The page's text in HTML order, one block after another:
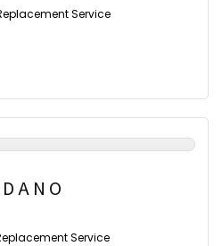
Service
A N O
Service